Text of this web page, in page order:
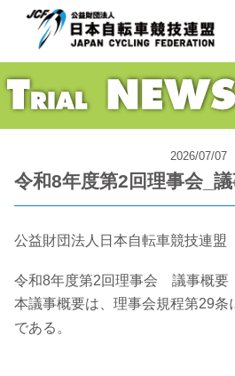
2026/07/07
令和8年度第2回理事会_
公益財団法人日本自転車競技連盟
令和8年度第2回理事会 議事概要
本議事概要は、理事会規程第29条
である。